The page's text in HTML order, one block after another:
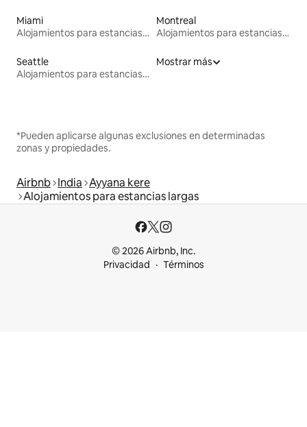
Miami
Alojamientos para estancias largas
Montreal
Alojamientos para estancias largas
Seattle
Alojamientos para estancias largas
Mostrar más
*Pueden aplicarse algunas exclusiones en determinadas
zonas y propiedades.
Airbnb India Ayyana kere
Alojamientos para estancias largas
© 2026 Airbnb, Inc.
Privacidad
Términos